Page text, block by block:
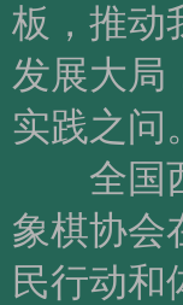
板，推动
发展大局
实践之问。
全国西
象棋协会
民行动和